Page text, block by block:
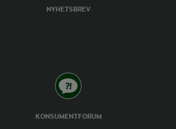
NYHETSBREV
KONSUMENTFORUM